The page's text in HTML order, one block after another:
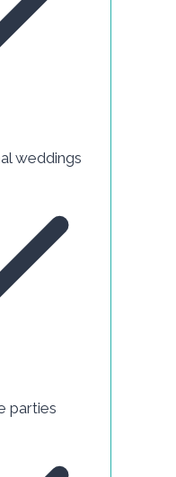
weddings
parties